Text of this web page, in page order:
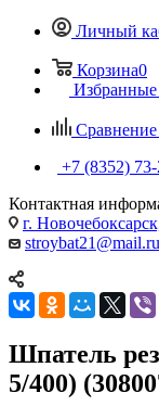
Личный
Корзина0
Сравнение
+7 (8352)
Контактная
г.
stroybat21@mail.ru
Шпатель
5/400)